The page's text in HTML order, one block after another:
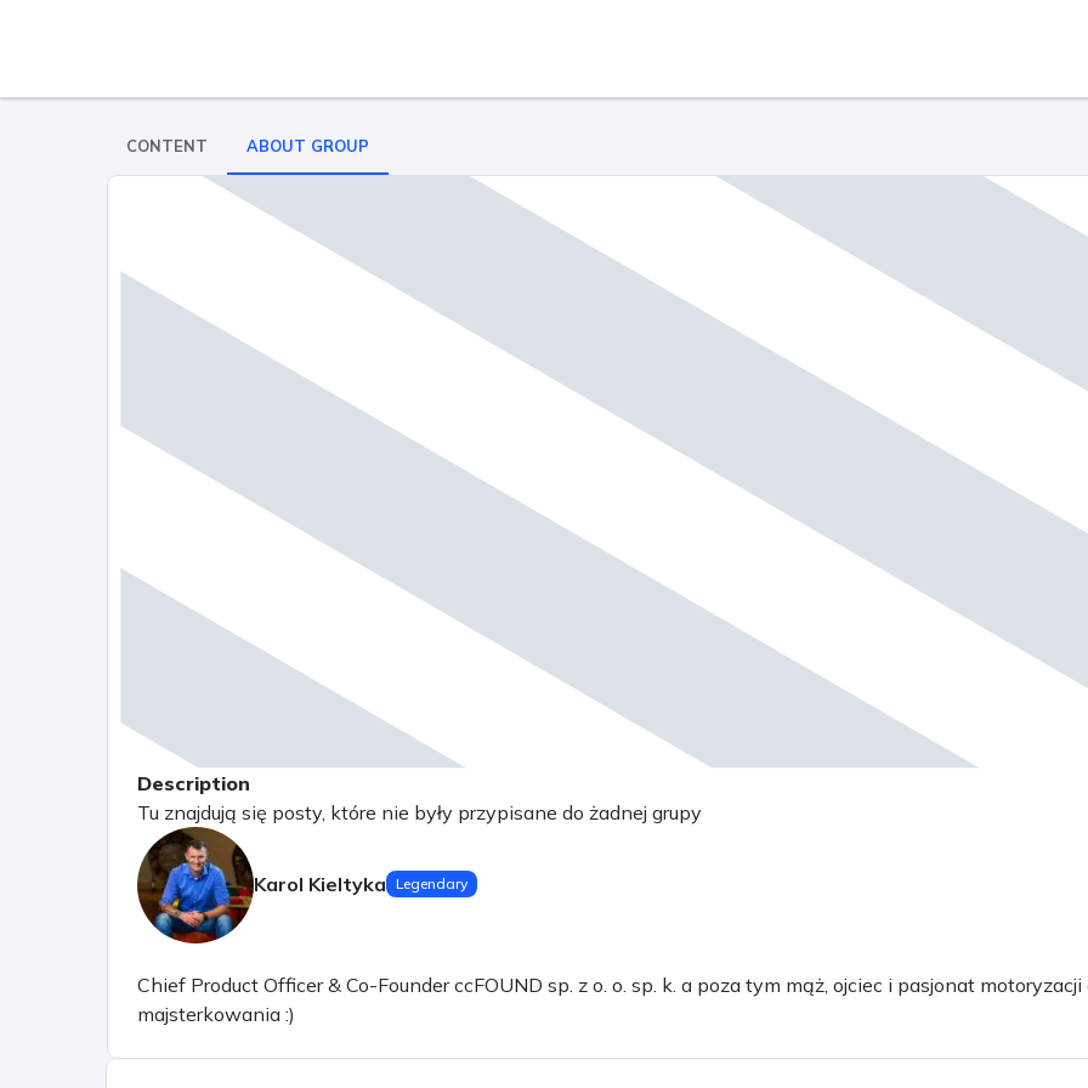
CONTENT ABOUT GROUP
Description
Tu znajdują się posty, które nie były przypisane do żadnej grupy
Karol Kieltyka Legendary
Chief Product Officer & Co-Founder ccFOUND sp. z o. o. sp. k. a poza tym mąż, ojciec i pasjonat motoryzacji
majsterkowania :)